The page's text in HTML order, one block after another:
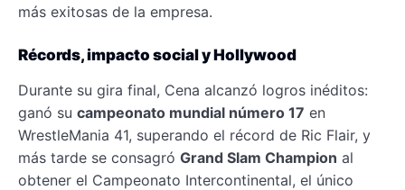
más exitosas de la empresa.
Récords, impacto social y Hollywood
Durante su gira final, Cena alcanzó logros inéditos:
ganó su campeonato mundial número 17 en
WrestleMania 41, superando el récord de Ric Flair, y
más tarde se consagró Grand Slam Champion al
obtener el Campeonato Intercontinental, el único